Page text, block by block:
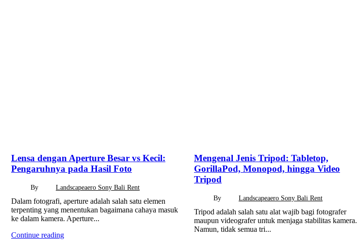
Lensa dengan Aperture Besar vs Kecil:
Pengaruhnya pada Hasil Foto
By Landscapeaero Sony Bali Rent
Dalam fotografi, aperture adalah salah satu elemen
terpenting yang menentukan bagaimana cahaya masuk
ke dalam kamera. Aperture...
Continue reading
Mengenal Jenis Tripod: Tabletop,
GorillaPod, Monopod, hingga Video
Tripod
By Landscapeaero Sony Bali Rent
Tripod adalah salah satu alat wajib bagi fotografer
maupun videografer untuk menjaga stabilitas kamera.
Namun, tidak semua tri...